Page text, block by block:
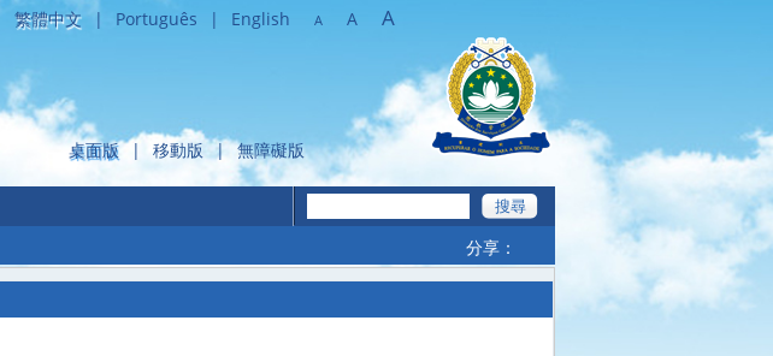
繁體中文 | Português | English A A A
桌面版 | 移動版 | 無障礙版
分享：